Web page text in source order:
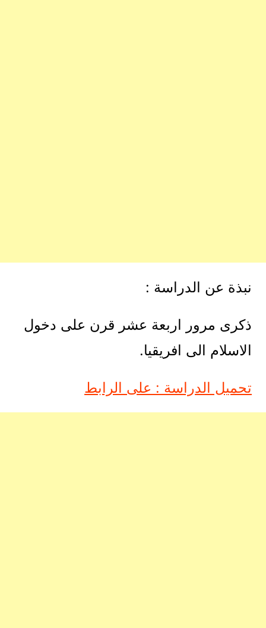
نبذة عن الدراسة :
ذكرى مرور اربعة عشر قرن على دخول
الاسلام الى افريقيا.
تحميل الدراسة : على الرابط